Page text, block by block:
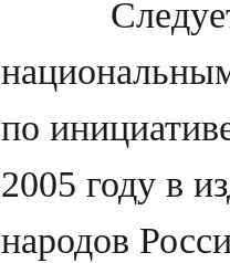
Следует
по
2005 году в
народов